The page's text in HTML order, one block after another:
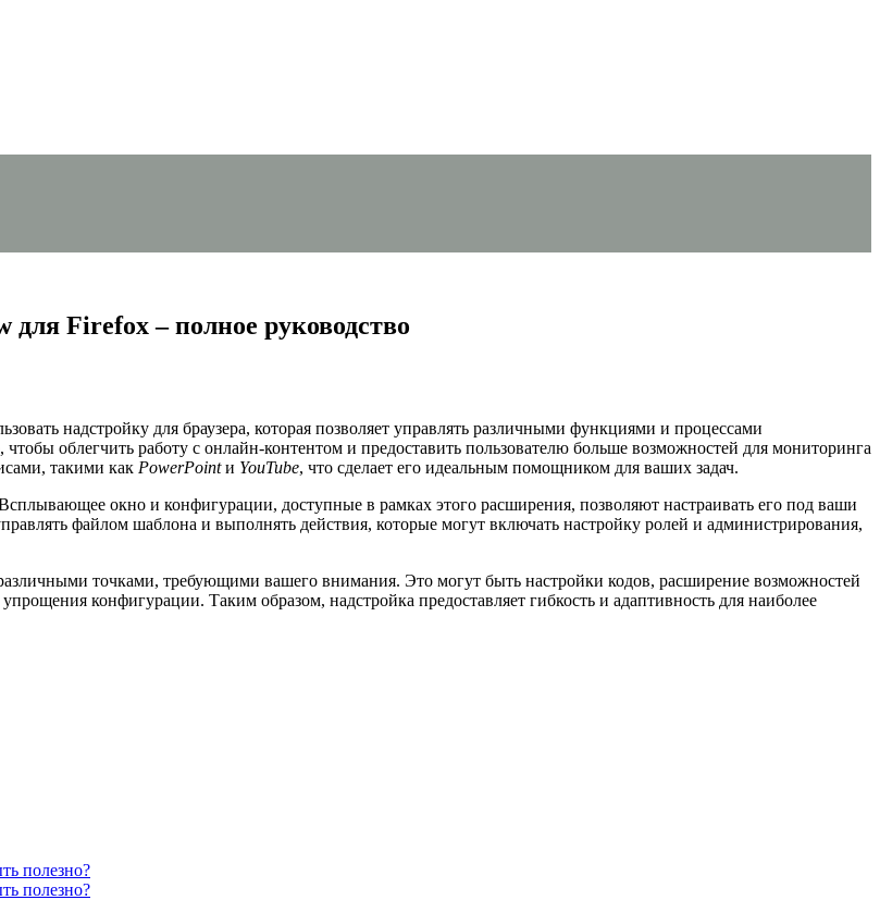
Firefox – полное руководство
надстройку для браузера, которая позволяет управлять различными функциями и процессами
облегчить работу с онлайн-контентом и предоставить пользователю больше возможностей для мониторинга
такими как PowerPointи YouTube, что сделает его идеальным помощником для ваших задач.
окно и конфигурации, доступные в рамках этого расширения, позволяют настраивать его под ваши
файлом шаблона и выполнять действия, которые могут включать настройку ролей и администрирования,
точками, требующими вашего внимания. Это могут быть настройки кодов, расширение возможностей
конфигурации. Таким образом, надстройка предоставляет гибкость и адаптивность для наиболее
полезно?
полезно?